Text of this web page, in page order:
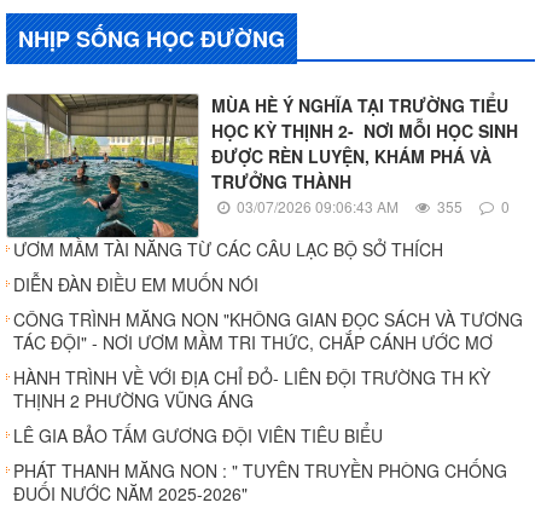
NHỊP SỐNG HỌC ĐƯỜNG
MÙA HÈ Ý NGHĨA TẠI TRƯỜNG TIỂU
HỌC KỲ THỊNH 2- NƠI MỖI HỌC SINH
ĐƯỢC RÈN LUYỆN, KHÁM PHÁ VÀ
TRƯỞNG THÀNH
03/07/2026 09:06:43 AM 355 0
ƯƠM MẦM TÀI NĂNG TỪ CÁC CÂU LẠC BỘ SỞ THÍCH
DIỄN ĐÀN ĐIỀU EM MUỐN NÓI
CÔNG TRÌNH MĂNG NON "KHÔNG GIAN ĐỌC SÁCH VÀ TƯƠNG
TÁC ĐỘI" - NƠI ƯƠM MẦM TRI THỨC, CHẮP CÁNH ƯỚC MƠ
HÀNH TRÌNH VỀ VỚI ĐỊA CHỈ ĐỎ- LIÊN ĐỘI TRƯỜNG TH KỲ
THỊNH 2 PHƯỜNG VŨNG ÁNG
LÊ GIA BẢO TẤM GƯƠNG ĐỘI VIÊN TIÊU BIỂU
PHÁT THANH MĂNG NON : " TUYÊN TRUYỀN PHÒNG CHỐNG
ĐUỐI NƯỚC NĂM 2025-2026"